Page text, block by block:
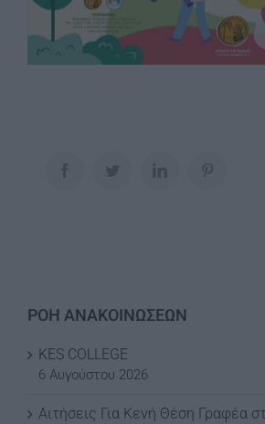
ΡΟΗ ΑΝΑΚΟΙΝΩΣΕΩΝ
KES COLLEGE
6 Αυγούστου 2026
Αιτήσεις Για Κενή Θέση Γραφέα